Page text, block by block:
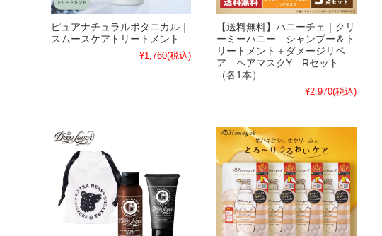
ピュアナチュラルボタニカル｜
スムースケアトリートメント
¥1,760(税込)
【送料無料】ハニーチェ｜クリ
ーミーハニー シャンプー＆ト
リートメント＋ダメージリペ
ア ヘアマスクY Rセット
（各1本）
¥2,970(税込)